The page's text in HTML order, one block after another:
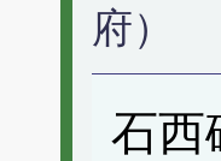
府）
石西